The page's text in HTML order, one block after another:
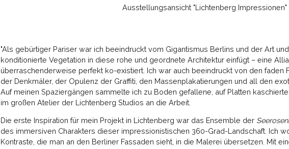
Ausstellungsansicht "Lichtenberg Impressionen"
"Als gebürtiger Pariser war ich beeindruckt vom Gigantismus Berlins und der Art
konditionierte Vegetation in diese rohe und geordnete Architektur einfügt – eine
überraschenderweise perfekt ko-existiert. Ich war auch beeindruckt von den faden
der Denkmäler, der Opulenz der Graffiti, den Massenplakatierungen und all den
Auf meinen Spaziergängen sammelte ich zu Boden gefallene, auf Platten
im großen Atelier der Lichtenberg Studios an die Arbeit.
Die erste Inspiration für mein Projekt in Lichtenberg war das Ensemble der
des immersiven Charakters dieser impressionistischen 360-Grad-Landschaft. Ich
Kontraste, die man an den Berliner Fassaden sieht, in die Malerei übersetzen. Mit